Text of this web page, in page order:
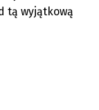
tą wyjątkową